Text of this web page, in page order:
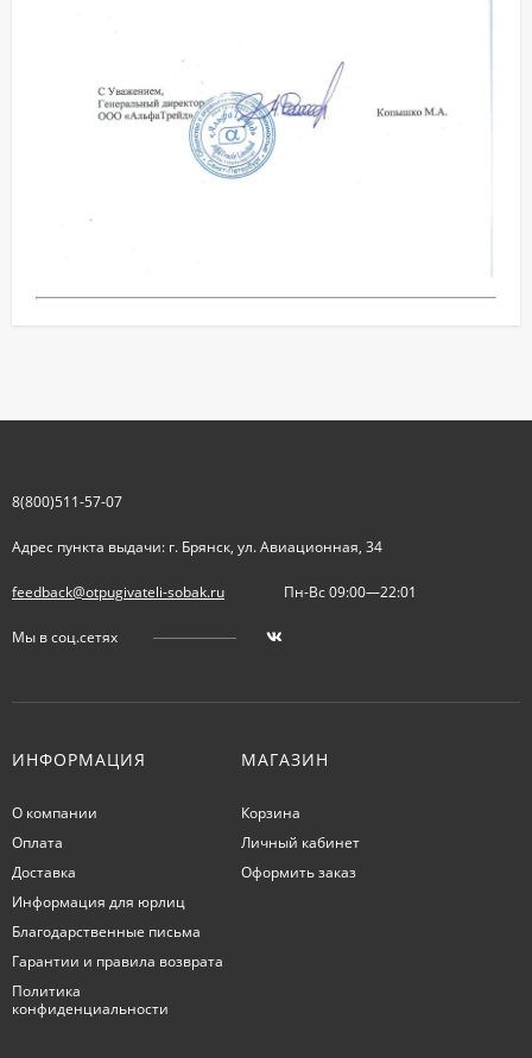
8(800)511-57-07
Адрес пункта выдачи: г. Брянск, ул. Авиационная, 34
feedback@otpugivateli-sobak.ru Пн-Вс 09:00—22:01
Мы в соц.сетях
ИНФОРМАЦИЯ
О компании
Оплата
Доставка
Информация для юрлиц
Благодарственные письма
Гарантии и правила возврата
Политика
конфиденциальности
МАГАЗИН
Корзина
Личный кабинет
Оформить заказ